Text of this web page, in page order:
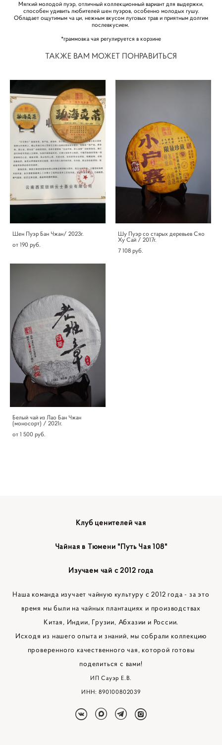
Мягкий молодой пуэр, отличный коллекционный вариант для выдержки,
способен удивить любителей шен пуэров, особенно молодых гушу.
Обладает ощутимым ча ци, нежным вкусом луговых трав и приятным долгим
послевкусием.
*граммовка чая регулируется в корзине
ТАКЖЕ ВАМ МОЖЕТ ПОНРАВИТЬСЯ
Шен Пуэр Бан Чжан/ 2023г.
от 190 pуб.
Шу Пуэр со старых деревьев Сяо
Ху Сай / 2017г.
7 108 pуб.
Белый чай из Лао Бан Чжан
(моносорт) / 2021г.
от 1 500 pуб.
Клуб ценителей чая
Чайная в Тюмени "Путь Чая 108"
Изучаем чай с 2012 года
Наша команда изучает чайную культуру с 2012 года - за это
время мы были на чайных плантациях и производствах
Китая, Индии, Грузии, Абхазии и России.
Исходя из нашего опыта и знаний, мы собрали коллекцию
проверенного качественного чая, которой готовы
поделиться с вами!
ИП Сауэр Е.В.
ИНН: 890100802039